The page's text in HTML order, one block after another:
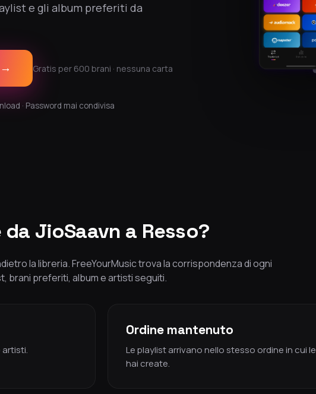
e gli album preferiti da
Gratis per 600 brani · nessuna carta
· Password mai condivisa
JioSaavn a Resso?
la libreria. FreeYourMusic trova la corrispondenza di ogni
brani preferiti, album e artisti seguiti.
artisti.
Ordine mantenuto
Le playlist arrivano nello stesso ordine in cui le
hai create.